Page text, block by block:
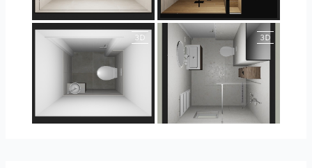
25-5018 bnr. 100 25-5018 bnr. 100
23-030409 bnr. 10